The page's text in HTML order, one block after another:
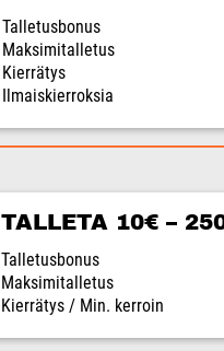
Talletusbonus
Maksimitalletus
Kierrätys
Ilmaiskierroksia
TALLETA 10€ –
Talletusbonus
Maksimitalletus
Kierrätys / Min. kerroin